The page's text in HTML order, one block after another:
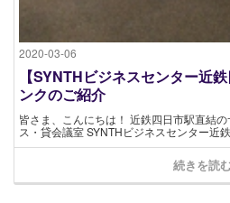
2020-03-06
【SYNTHビジネスセンター近
ンクのご紹介
皆さま、こんにちは！ 近鉄四日市駅直結
ス・貸会議室 SYNTHビジネスセンター近
続きを読